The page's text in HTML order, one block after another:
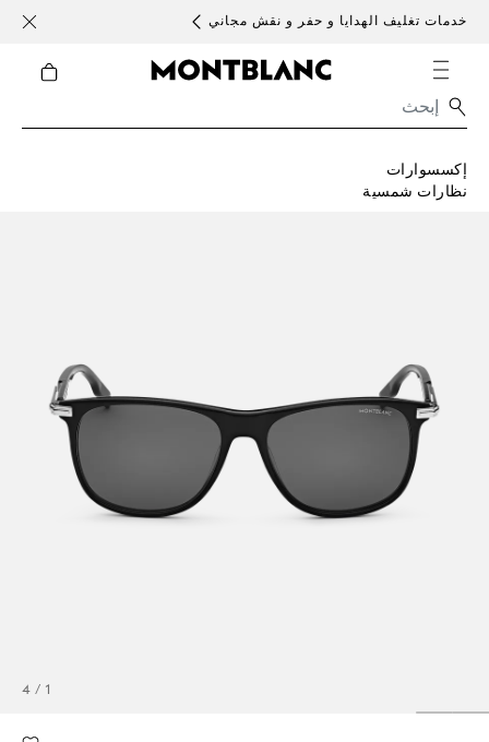
خدمات تغليف الهدايا و حفر و نقش مجاني
الأحد
إكسسوارات
نظارات شمسية
1 / 4